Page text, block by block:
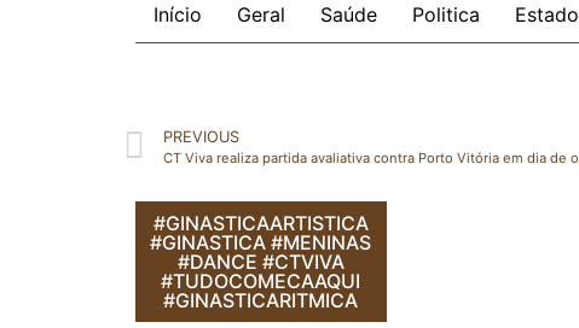
Início Geral Saúde Politica Estado
PREVIOUS
#GINASTICAARTISTICA
#GINASTICA #MENINAS
#DANCE #CTVIVA
#TUDOCOMECAAQUI
#GINASTICARITMICA